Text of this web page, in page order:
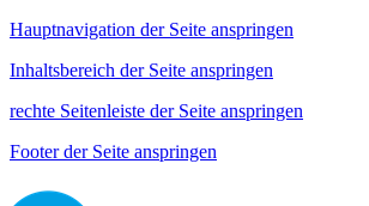
Hauptnavigation der Seite anspringen
Inhaltsbereich der Seite anspringen
rechte Seitenleiste der Seite anspringen
Footer der Seite anspringen